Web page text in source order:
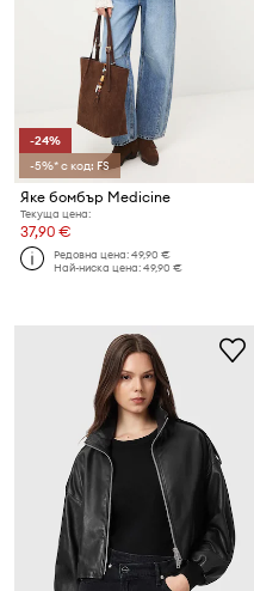
-24%
-5%* с код: FS
Яке бомбър Medicine
Текуща цена:
37,90 €
Редовна цена:49,90 €
Най-ниска цена:49,90 €